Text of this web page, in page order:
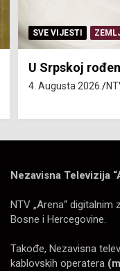
SERVISNE
Isključenja
4. Augusta 2026.
Nezavisna Televizija
NTV „Arena“
Bosne i Hercegovine.
Takođe, Nezavisna
kablovskih operatera